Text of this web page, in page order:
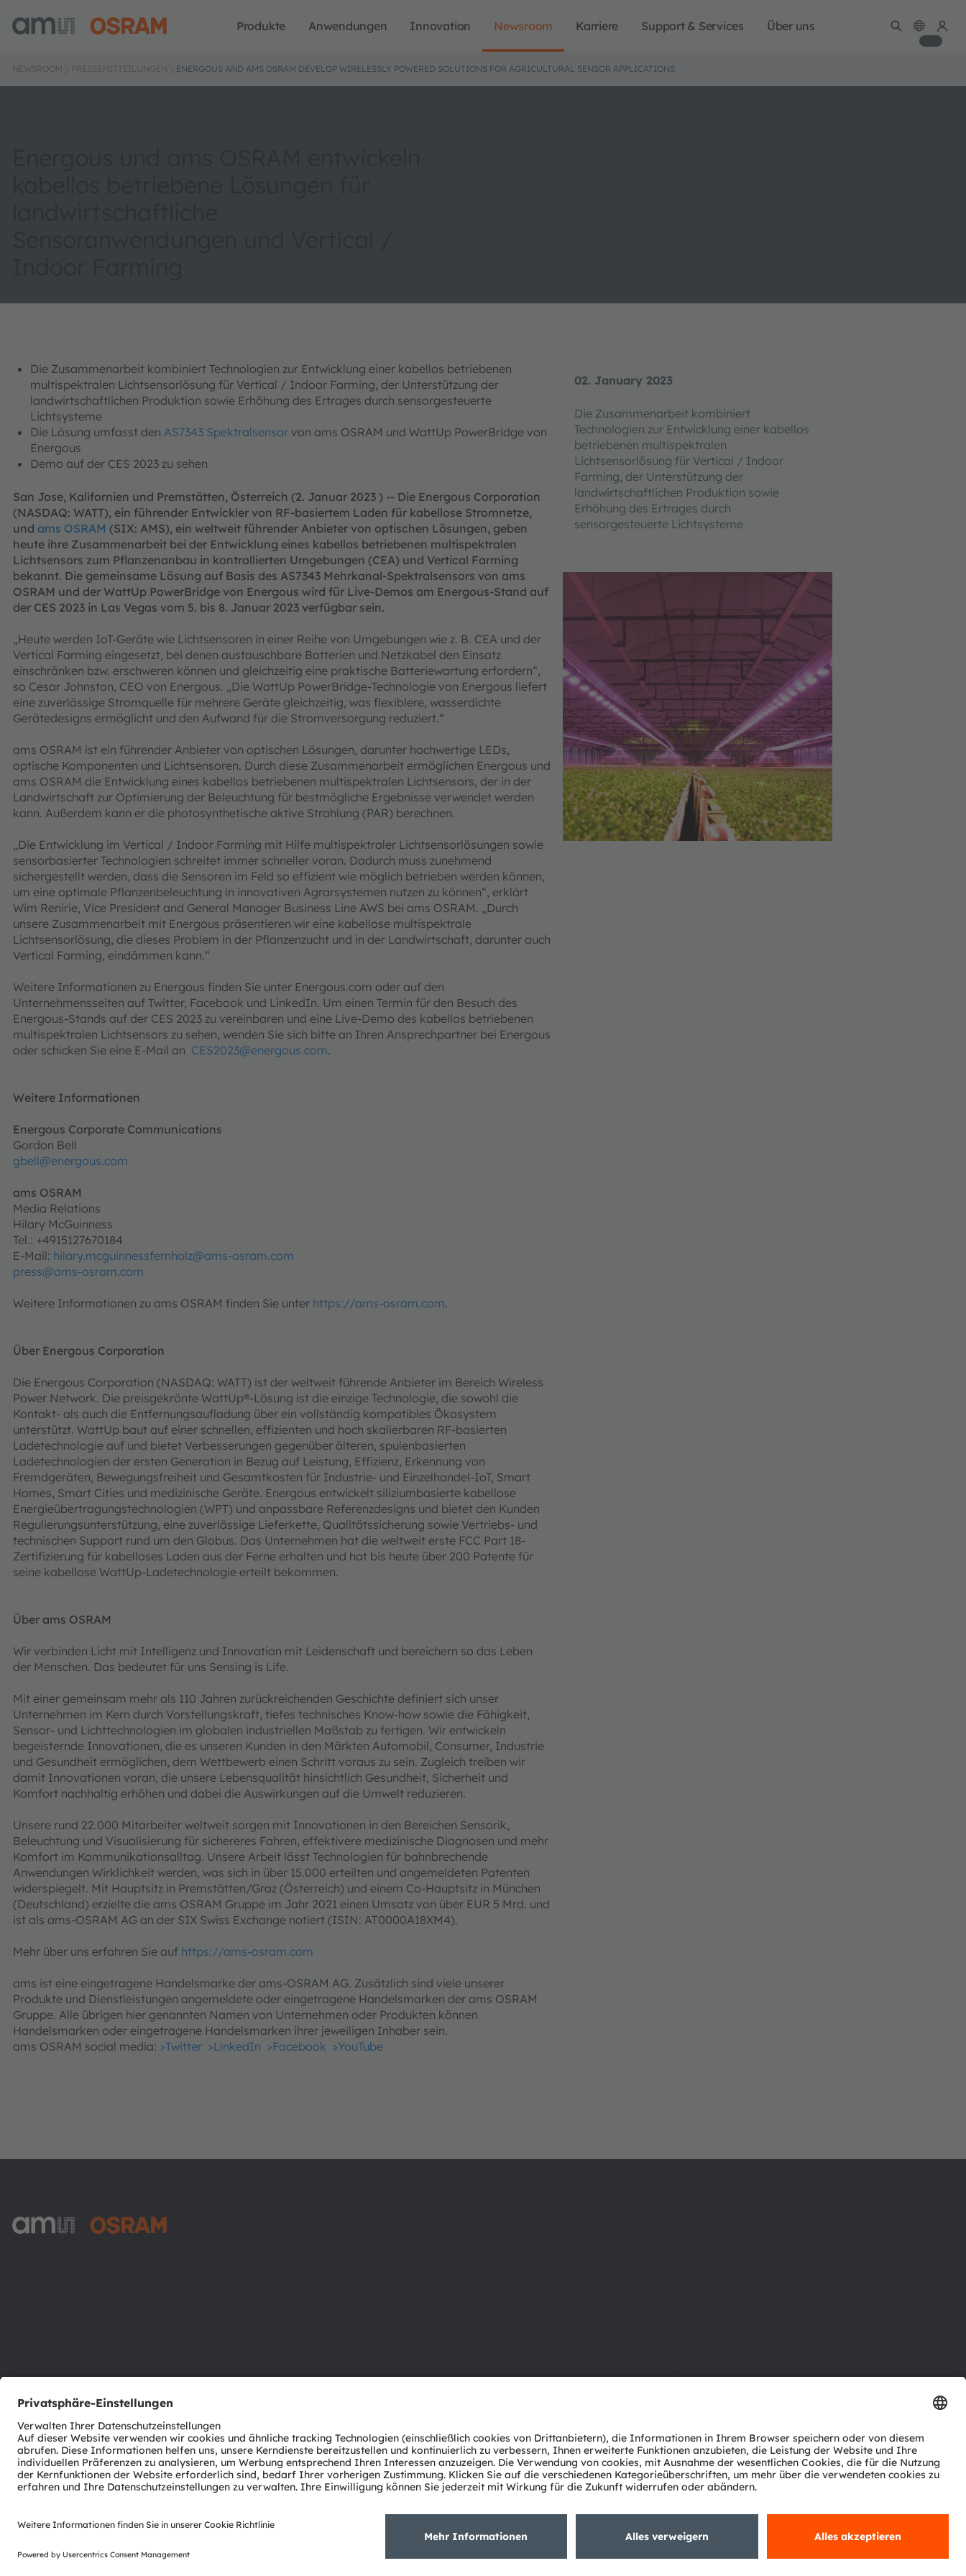
Produkte Anwendungen Innovation Newsroom Karriere Support & Services Über uns
NEWSROOM PRESSEMITTEILUNGEN ENERGOUS AND AMS OSRAM DEVELOP WIRELESSLY POWERED SOLUTIONS FOR AGRICULTURAL SENSOR APPLICATIONS
02. January 2023
Die Zusammenarbeit kombiniert
Technologien zur Entwicklung einer kabellos
betriebenen multispektralen
Lichtsensorlösung für Vertical / Indoor
Farming, der Unterstützung der
landwirtschaftlichen Produktion sowie
Erhöhung des Ertrages durch
sensorgesteuerte Lichtsysteme
Die Zusammenarbeit kombiniert Technologien zur Entwicklung einer kabellos betriebenen
multispektralen Lichtsensorlösung für Vertical / Indoor Farming, der Unterstützung der
landwirtschaftlichen Produktion sowie Erhöhung des Ertrages durch sensorgesteuerte
Lichtsysteme
Die Lösung umfasst den AS7343 Spektralsensor von ams OSRAM und WattUp PowerBridge von
Energous
Demo auf der CES 2023 zu sehen
San Jose, Kalifornien und Premstätten, Österreich (2. Januar 2023 ) -- Die Energous Corporation
(NASDAQ: WATT), ein führender Entwickler von RF-basiertem Laden für kabellose Stromnetze,
und ams OSRAM (SIX: AMS), ein weltweit führender Anbieter von optischen Lösungen, geben
heute ihre Zusammenarbeit bei der Entwicklung eines kabellos betriebenen multispektralen
Lichtsensors zum Pflanzenanbau in kontrollierten Umgebungen (CEA) und Vertical Farming
bekannt. Die gemeinsame Lösung auf Basis des AS7343 Mehrkanal-Spektralsensors von ams
OSRAM und der WattUp PowerBridge von Energous wird für Live-Demos am Energous-Stand auf
der CES 2023 in Las Vegas vom 5. bis 8. Januar 2023 verfügbar sein.
„Heute werden IoT-Geräte wie Lichtsensoren in einer Reihe von Umgebungen wie z. B. CEA und der
Vertical Farming eingesetzt, bei denen austauschbare Batterien und Netzkabel den Einsatz
einschränken bzw. erschweren können und gleichzeitig eine praktische Batteriewartung erfordern“,
so Cesar Johnston, CEO von Energous. „Die WattUp PowerBridge-Technologie von Energous liefert
eine zuverlässige Stromquelle für mehrere Geräte gleichzeitig, was flexiblere, wasserdichte
Gerätedesigns ermöglicht und den Aufwand für die Stromversorgung reduziert.“
ams OSRAM ist ein führender Anbieter von optischen Lösungen, darunter hochwertige LEDs,
optische Komponenten und Lichtsensoren. Durch diese Zusammenarbeit ermöglichen Energous und
ams OSRAM die Entwicklung eines kabellos betriebenen multispektralen Lichtsensors, der in der
Landwirtschaft zur Optimierung der Beleuchtung für bestmögliche Ergebnisse verwendet werden
kann. Außerdem kann er die photosynthetische aktive Strahlung (PAR) berechnen.
„Die Entwicklung im Vertical / Indoor Farming mit Hilfe multispektraler Lichtsensorlösungen sowie
sensorbasierter Technologien schreitet immer schneller voran. Dadurch muss zunehmend
sichergestellt werden, dass die Sensoren im Feld so effizient wie möglich betrieben werden können,
um eine optimale Pflanzenbeleuchtung in innovativen Agrarsystemen nutzen zu können“, erklärt
Wim Renirie, Vice President and General Manager Business Line AWS bei ams OSRAM. „Durch
unsere Zusammenarbeit mit Energous präsentieren wir eine kabellose multispektrale
Lichtsensorlösung, die dieses Problem in der Pflanzenzucht und in der Landwirtschaft, darunter auch
Vertical Farming, eindämmen kann.“
Weitere Informationen zu Energous finden Sie unter Energous.com oder auf den
Unternehmensseiten auf Twitter, Facebook und LinkedIn. Um einen Termin für den Besuch des
Energous-Stands auf der CES 2023 zu vereinbaren und eine Live-Demo des kabellos betriebenen
multispektralen Lichtsensors zu sehen, wenden Sie sich bitte an Ihren Ansprechpartner bei Energous
oder schicken Sie eine E-Mail an CES2023@energous.com.
Weitere Informationen
Energous Corporate Communications
Gordon Bell
gbell@energous.com
ams OSRAM
Media Relations
Hilary McGuinness
Tel.: +4915127670184
E-Mail: hilary.mcguinnessfernholz@ams-osram.com
press@ams-osram.com
Weitere Informationen zu ams OSRAM finden Sie unter https://ams-osram.com.
Über Energous Corporation
Die Energous Corporation (NASDAQ: WATT) ist der weltweit führende Anbieter im Bereich Wireless
Power Network. Die preisgekrönte WattUp®-Lösung ist die einzige Technologie, die sowohl die
Kontakt- als auch die Entfernungsaufladung über ein vollständig kompatibles Ökosystem
unterstützt. WattUp baut auf einer schnellen, effizienten und hoch skalierbaren RF-basierten
Ladetechnologie auf und bietet Verbesserungen gegenüber älteren, spulenbasierten
Ladetechnologien der ersten Generation in Bezug auf Leistung, Effizienz, Erkennung von
Fremdgeräten, Bewegungsfreiheit und Gesamtkosten für Industrie- und Einzelhandel-IoT, Smart
Homes, Smart Cities und medizinische Geräte. Energous entwickelt siliziumbasierte kabellose
Energieübertragungstechnologien (WPT) und anpassbare Referenzdesigns und bietet den Kunden
Regulierungsunterstützung, eine zuverlässige Lieferkette, Qualitätssicherung sowie Vertriebs- und
technischen Support rund um den Globus. Das Unternehmen hat die weltweit erste FCC Part 18-
Zertifizierung für kabelloses Laden aus der Ferne erhalten und hat bis heute über 200 Patente für
seine kabellose WattUp-Ladetechnologie erteilt bekommen.
Über ams OSRAM
Wir verbinden Licht mit Intelligenz und Innovation mit Leidenschaft und bereichern so das Leben
der Menschen. Das bedeutet für uns Sensing is Life.
Mit einer gemeinsam mehr als 110 Jahren zurückreichenden Geschichte definiert sich unser
Unternehmen im Kern durch Vorstellungskraft, tiefes technisches Know-how sowie die Fähigkeit,
Sensor- und Lichttechnologien im globalen industriellen Maßstab zu fertigen. Wir entwickeln
begeisternde Innovationen, die es unseren Kunden in den Märkten Automobil, Consumer, Industrie
und Gesundheit ermöglichen, dem Wettbewerb einen Schritt voraus zu sein. Zugleich treiben wir
damit Innovationen voran, die unsere Lebensqualität hinsichtlich Gesundheit, Sicherheit und
Komfort nachhaltig erhöhen und dabei die Auswirkungen auf die Umwelt reduzieren.
Unsere rund 22.000 Mitarbeiter weltweit sorgen mit Innovationen in den Bereichen Sensorik,
Beleuchtung und Visualisierung für sichereres Fahren, effektivere medizinische Diagnosen und mehr
Komfort im Kommunikationsalltag. Unsere Arbeit lässt Technologien für bahnbrechende
Anwendungen Wirklichkeit werden, was sich in über 15.000 erteilten und angemeldeten Patenten
widerspiegelt. Mit Hauptsitz in Premstätten/Graz (Österreich) und einem Co-Hauptsitz in München
(Deutschland) erzielte die ams OSRAM Gruppe im Jahr 2021 einen Umsatz von über EUR 5 Mrd. und
ist als ams-OSRAM AG an der SIX Swiss Exchange notiert (ISIN: AT0000A18XM4).
Mehr über uns erfahren Sie auf https://ams-osram.com
ams ist eine eingetragene Handelsmarke der ams-OSRAM AG. Zusätzlich sind viele unserer
Produkte und Dienstleistungen angemeldete oder eingetragene Handelsmarken der ams OSRAM
Gruppe. Alle übrigen hier genannten Namen von Unternehmen oder Produkten können
Handelsmarken oder eingetragene Handelsmarken ihrer jeweiligen Inhaber sein.
ams OSRAM social media: >Twitter >LinkedIn >Facebook >YouTube
Karriere
Technischer Support
© 2026 ams-OSRAM AG. All rights reserved. DatenschutzerklärungNutzungsbedingungenTerms of TradeImpressum